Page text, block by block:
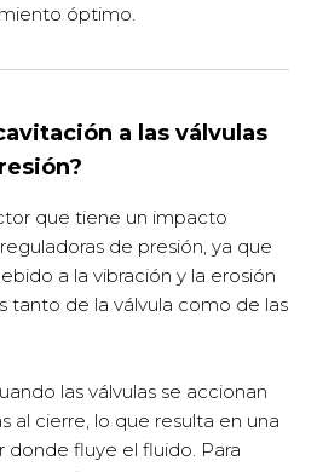
óptimo.
a las válvulas
que tiene un impacto
de presión, ya que
a la vibración y la erosión
tanto de la válvula como de las
las válvulas se accionan
al cierre, lo que resulta en una
fluye el fluido. Para